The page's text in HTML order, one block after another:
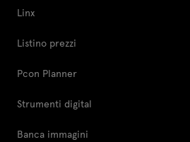
Linx
Listino prezzi
Pcon Planner
Strumenti digital
Banca immagini